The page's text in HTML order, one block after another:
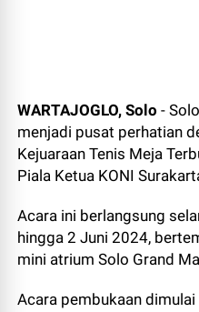
WARTAJOGLO, Solo-
menjadi pusat perhatian
Kejuaraan Tenis Meja
Piala Ketua KONI
Acara ini berlangsung
hingga 2 Juni 2024,
mini atrium Solo Grand
Acara pembukaan